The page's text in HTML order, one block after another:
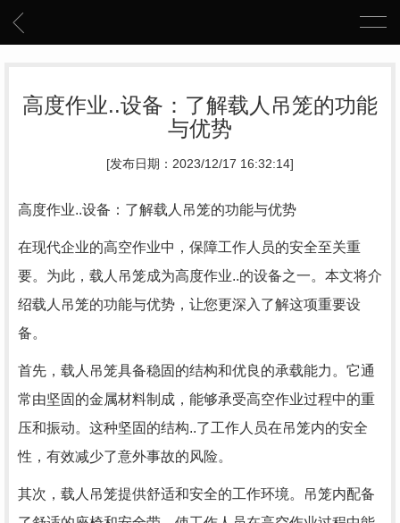
高度作业..设备：了解载人吊笼的功能
与优势
[发布日期：2023/12/17 16:32:14]
高度作业..设备：了解载人吊笼的功能与优势
在现代企业的高空作业中，保障工作人员的安全至关重
要。为此，载人吊笼成为高度作业..的设备之一。本文将介
绍载人吊笼的功能与优势，让您更深入了解这项重要设
备。
首先，载人吊笼具备稳固的结构和优良的承载能力。它通
常由坚固的金属材料制成，能够承受高空作业过程中的重
压和振动。这种坚固的结构..了工作人员在吊笼内的安全
性，有效减少了意外事故的风险。
其次，载人吊笼提供舒适和安全的工作环境。吊笼内配备